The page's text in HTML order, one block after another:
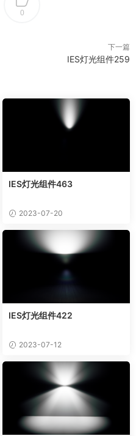
0
下一篇
IES灯光组件259
IES灯光组件463
2023-07-20
IES灯光组件422
2023-07-12